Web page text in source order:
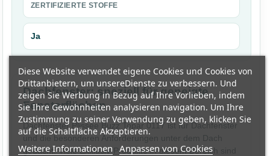
ZERTIFIZIERTE STOFFE
Ja
Dachfenster: speziell für geneigte
Fensterflächen
Dachfenster Plissee Buzz Topar 0117 ist für Dachfenster
und die besonderen Anforderungen unter dem Dach
gedacht. Viele Exklusiv-Produkte in diesem Bereich sind
Diese Website verwendet eigene Cookies und Cookies von
Drittanbietern, um unsereDienste zu verbessern. Und
zeigen Sie Werbung in Bezug auf Ihre Vorlieben, indem
Sie Ihre Gewohnheiten analysieren navigation. Um Ihre
Zustimmung zu seiner Verwendung zu geben, klicken Sie
auf die Schaltfläche Akzeptieren.
Weitere Informationen Anpassen von Cookies